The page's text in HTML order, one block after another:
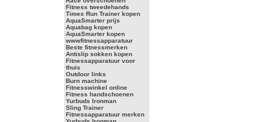
Fitness tweedehands
Timex Run Trainer kopen
AquaSmarter prijs
Aquabag kopen
AquaSmarter kopen
wwwfitnessapparatuur
Beste fitnessmerken
Antislip sokken kopen
Fitnessapparatuur voor
thuis
Outdoor links
Burn machine
Fitnesswinkel online
Fitness handschoenen
Yurbuds Ironman
Sling Trainer
Fitnessapparatuur merken